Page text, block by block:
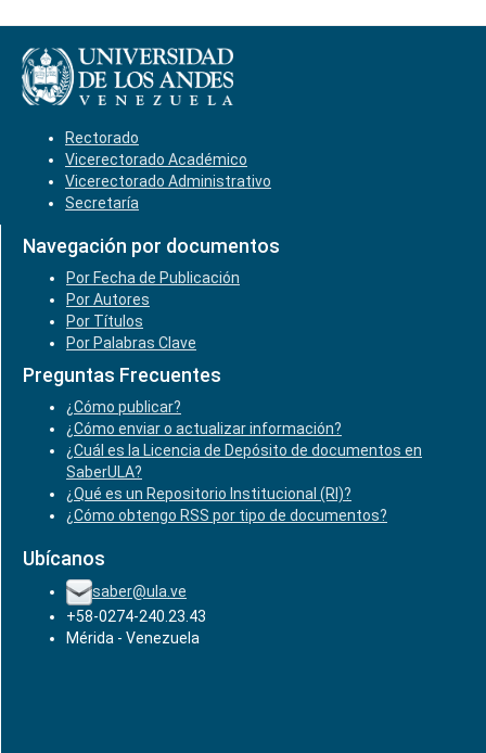
Rectorado
Vicerectorado Académico
Vicerectorado Administrativo
Secretaría
Navegación por documentos
Por Fecha de Publicación
Por Autores
Por Títulos
Por Palabras Clave
Preguntas Frecuentes
¿Cómo publicar?
¿Cómo enviar o actualizar información?
¿Cuál es la Licencia de Depósito de documentos en
SaberULA?
¿Qué es un Repositorio Institucional (RI)?
¿Cómo obtengo RSS por tipo de documentos?
Ubícanos
saber@ula.ve
+58-0274-240.23.43
Mérida - Venezuela